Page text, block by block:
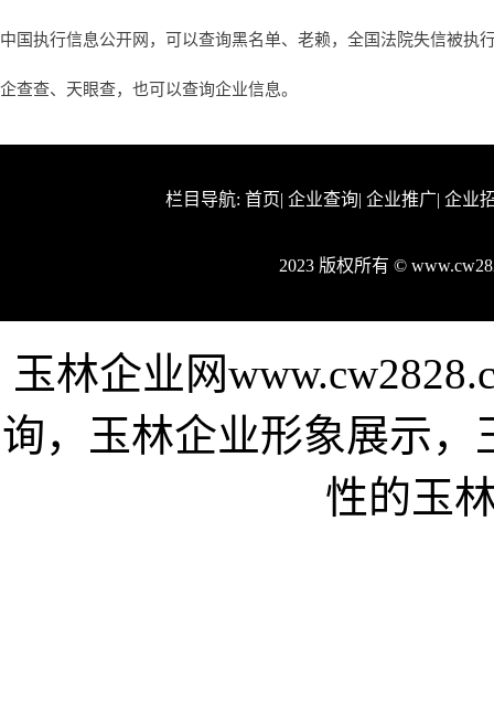
中国执行信息公开网，可以查询黑名单、老赖，全国法院失信被执
企查查、天眼查，也可以查询企业信息。
栏目导航: 首页| 企业查询| 企业推广| 企业
2023 版权所有 ©
玉林企业网
询，玉林企业形象展示
性的玉